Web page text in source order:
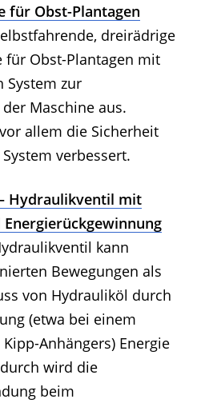
für Obst-Plantagen
dreirädrige
für Obst-Plantagen mit
System zur
Maschine aus.
allem die Sicherheit
verbessert.
Hydraulikventil mit
kann
Bewegungen als
von Hydrauliköl durch
(etwa bei einem
Anhängers) Energie
wird die
beim